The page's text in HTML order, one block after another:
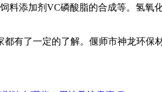
料添加剂 VC磷酸脂的合成等。氢氧
有了一定的了解。偃师市神龙环